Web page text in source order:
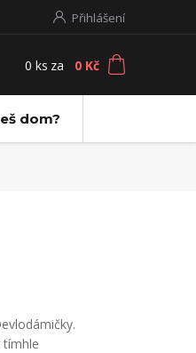
Přihlášení
0 ks za 0 Kč
dom?
tímhle